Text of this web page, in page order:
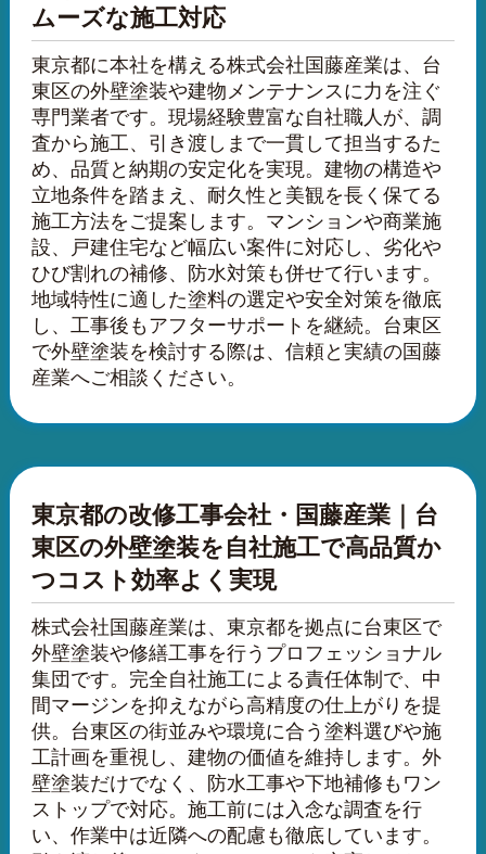
ムーズな施工対応
東京都に本社を構える株式会社国藤産業は、台
東区の外壁塗装や建物メンテナンスに力を注ぐ
専門業者です。現場経験豊富な自社職人が、調
査から施工、引き渡しまで一貫して担当するた
め、品質と納期の安定化を実現。建物の構造や
立地条件を踏まえ、耐久性と美観を長く保てる
施工方法をご提案します。マンションや商業施
設、戸建住宅など幅広い案件に対応し、劣化や
ひび割れの補修、防水対策も併せて行います。
地域特性に適した塗料の選定や安全対策を徹底
し、工事後もアフターサポートを継続。台東区
で外壁塗装を検討する際は、信頼と実績の国藤
産業へご相談ください。
東京都の改修工事会社・国藤産業｜台
東区の外壁塗装を自社施工で高品質か
つコスト効率よく実現
株式会社国藤産業は、東京都を拠点に台東区で
外壁塗装や修繕工事を行うプロフェッショナル
集団です。完全自社施工による責任体制で、中
間マージンを抑えながら高精度の仕上がりを提
供。台東区の街並みや環境に合う塗料選びや施
工計画を重視し、建物の価値を維持します。外
壁塗装だけでなく、防水工事や下地補修もワン
ストップで対応。施工前には入念な調査を行
い、作業中は近隣への配慮も徹底しています。